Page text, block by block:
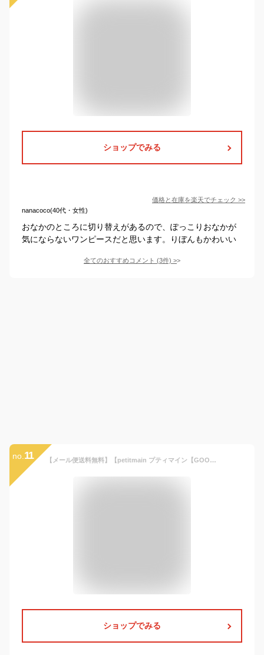
ショップでみる
価格と在庫を楽天でチェック >>
nanacoco(40代・女性)
おなかのところに切り替えがあるので、ぽっこりおなかが
気にならないワンピースだと思います。りぼんもかわいい
全てのおすすめコメント (3件) >
no. 11 【メール便送料無料】【petitmain プティマイン【GOODPRICE】カットワンピース】ワンピース ハート リボン カットソー かわいい 女の子 おしゃれ ボーダー 総柄 フレア ワンピ プチプラ
ショップでみる